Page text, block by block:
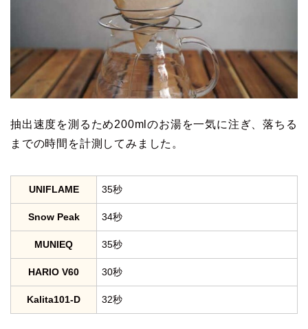
抽出速度を測るため200mlのお湯を一気に注ぎ、落ちる
までの時間を計測してみました。
UNIFLAME 35秒
Snow Peak 34秒
MUNIEQ 35秒
HARIO V60 30秒
Kalita101-D 32秒